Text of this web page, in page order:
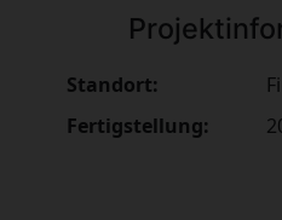
Standort:
Fertigstellung: